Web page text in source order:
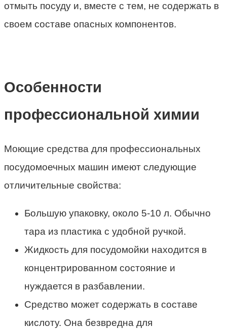
отмыть посуду и, вместе с тем, не содержать в
своем составе опасных компонентов.
Особенности
профессиональной химии
Моющие средства для профессиональных
посудомоечных машин имеют следующие
отличительные свойства:
Большую упаковку, около 5-10 л. Обычно
тара из пластика с удобной ручкой.
Жидкость для посудомойки находится в
концентрированном состояние и
нуждается в разбавлении.
Средство может содержать в составе
кислоту. Она безвредна для